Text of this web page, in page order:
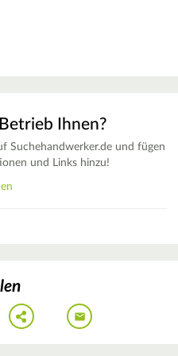
Ihnen?
Suchehandwerker.de und fügen
und Links hinzu!